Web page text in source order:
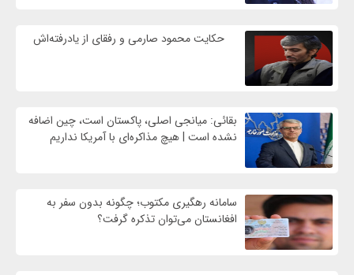
حکایت محمود صارمی و رفقای از یادرفته‌اش
بقائی: میانجی اصلی، پاکستان است، چین اضافه
نشده است | هیچ مذاکره‌ای با آمریکا نداریم
سامانه رهگیری مکتوب؛ چگونه بدون سفر به
افغانستان می‌توان تذکره گرفت؟